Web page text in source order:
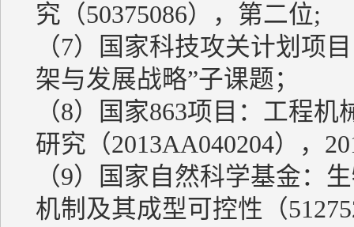
究（50375086），第二位;
（7）国家科技攻关计划项
架与发展战略”子课题；
（8）国家863项目：工程
研究（2013AA040204），
（9）国家自然科学基金：
机制及其成型可控性（